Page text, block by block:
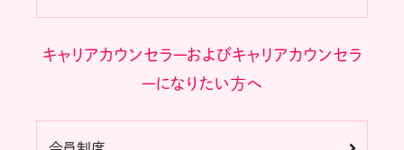
キャリアカウンセラーおよびキャリアカウンセラ
ーになりたい方へ